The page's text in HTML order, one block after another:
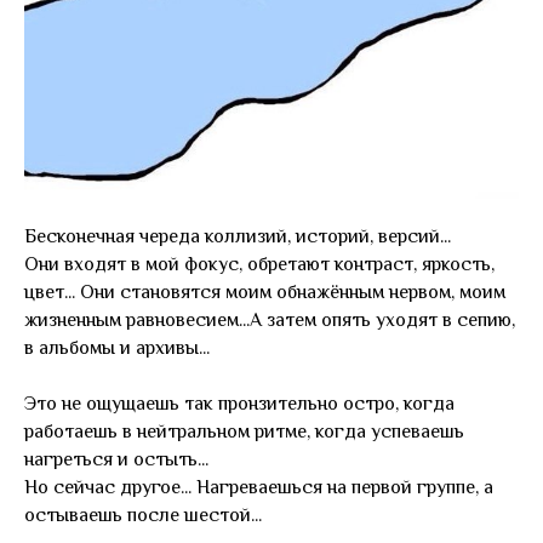
Бесконечная череда коллизий, историй, версий...
Они входят в мой фокус, обретают контраст, яркость,
цвет... Они становятся моим обнажённым нервом, моим
жизненным равновесием...А затем опять уходят в сепию,
в альбомы и архивы...
Это не ощущаешь так пронзительно остро, когда
работаешь в нейтральном ритме, когда успеваешь
нагреться и остыть...
Но сейчас другое... Нагреваешься на первой группе, а
остываешь после шестой...